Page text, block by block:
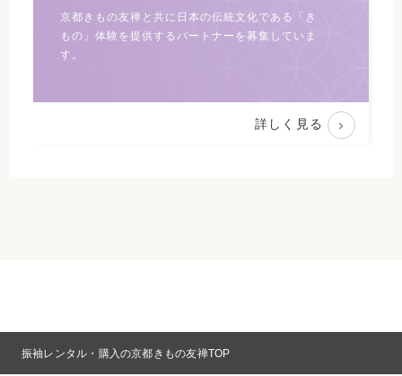
京都きもの友禅と共に日本の伝統文化である
「き
もの」体験を提供するパートナーを募集していま
す。
詳しく見る
振袖レンタル・購入の京都きもの友禅TOP